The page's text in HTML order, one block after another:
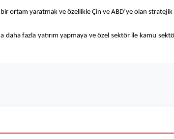
yaratmak ve özellikle Çin ve ABD’ye olan stratejik
fazla yatırım yapmaya ve özel sektör ile kamu